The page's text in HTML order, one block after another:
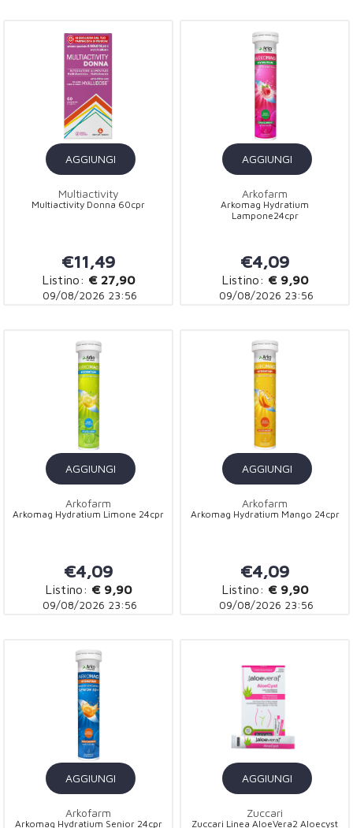
AGGIUNGI
Multiactivity
Multiactivity Donna 60cpr
€11,49
Listino: € 27,90
09/08/2026 23:56
AGGIUNGI
Arkofarm
Arkomag Hydratium
Lampone24cpr
€4,09
Listino: € 9,90
09/08/2026 23:56
AGGIUNGI
Arkofarm
Arkomag Hydratium Limone 24cpr
€4,09
Listino: € 9,90
09/08/2026 23:56
AGGIUNGI
Arkofarm
Arkomag Hydratium Mango 24cpr
€4,09
Listino: € 9,90
09/08/2026 23:56
AGGIUNGI
Arkofarm
Arkomag Hydratium Senior 24cpr
AGGIUNGI
Zuccari
Zuccari Linea AloeVera2 Aloecyst